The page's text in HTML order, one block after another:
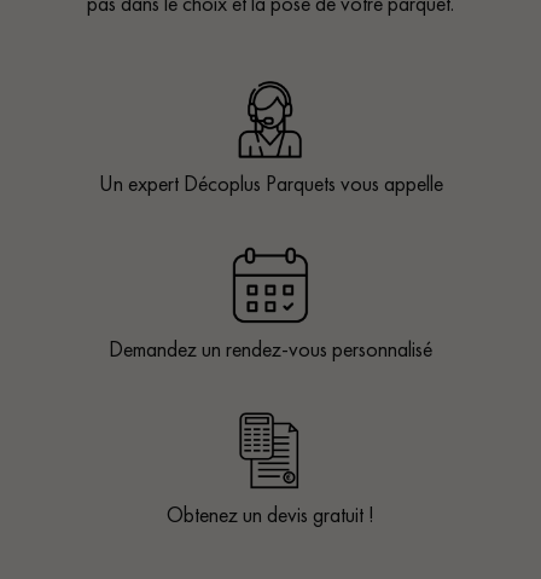
Un expert Décoplus Parquets vous appelle
Demandez un rendez-vous personnalisé
Obtenez un devis gratuit !